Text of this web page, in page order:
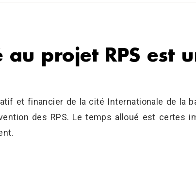
au projet RPS est
et financier de la cité Internationale de la
des RPS. Le temps alloué est certes